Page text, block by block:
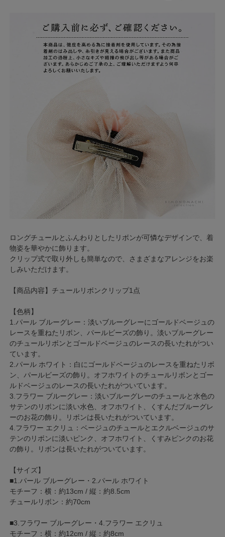
ロングチュールとふんわりとしたリボンが可憐なデザインで、着
物姿を華やかに飾ります。
クリップ式で取り外しも簡単なので、さまざまなアレンジをお楽
しみいただけます。
【商品内容】チュールリボンクリップ1点
【色柄】
1.パール ブルーグレー：淡いブルーグレーにゴールドベージュの
レースを重ねたリボン、パールビーズの飾り。淡いブルーグレー
のチュールリボンとゴールドベージュのレースの長いたれがつい
ています。
2.パール ホワイト：白にゴールドベージュのレースを重ねたリボ
ン、パールビーズの飾り。オフホワイトのチュールリボンとゴー
ルドベージュのレースの長いたれがついています。
3.フラワー ブルーグレー：淡いブルーグレーのチュールと水色の
サテンのリボンに淡い水色、オフホワイト、くすんだブルーグレ
ーのお花の飾り。リボンは長いたれがついています。
4.フラワー エクリュ：ベージュのチュールとエクルベージュのサ
テンのリボンに淡いピンク、オフホワイト、くすみピンクのお花
の飾り。リボンは長いたれがついています。
【サイズ】
■1.パール ブルーグレー・2.パール ホワイト
モチーフ：横：約13cm / 縦：約8.5cm
チュールリボン：約70cm
■3.フラワー ブルーグレー・4.フラワー エクリュ
モチーフ：横：約12cm / 縦：約8cm